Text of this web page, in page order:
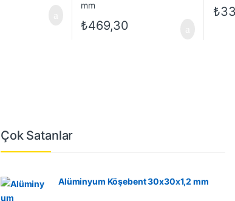
₺469,30
₺
Çok Satanlar
Alüminyum Köşebent 30x30x1,2 mm